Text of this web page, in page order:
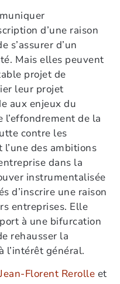
d’une raison
s’assurer d’un
Mais elles peuvent
projet de
leur projet
aux enjeux du
de la
contre les
l’une des ambitions
dans la
instrumentalisée
d’inscrire une raison
entreprises. Elle
à une bifurcation
rehausser la
l’intérêt général.
Jean-Florent Rerolle et